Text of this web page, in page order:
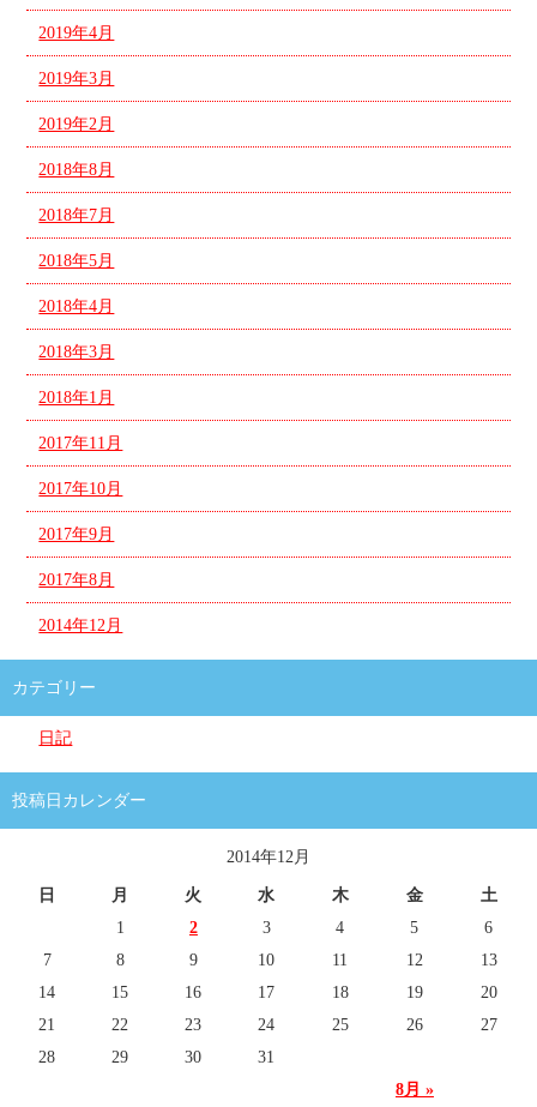
2019年4月
2019年3月
2019年2月
2018年8月
2018年7月
2018年5月
2018年4月
2018年3月
2018年1月
2017年11月
2017年10月
2017年9月
2017年8月
2014年12月
カテゴリー
日記
投稿日カレンダー
2014年12月
日 月 火 水 木 金 土
8月 »
1 2 3 4 5
6
7
8 9 10 11 12
13
14
15 16 17 18 19
20
21
22 23 24 25 26
27
28
29 30 31